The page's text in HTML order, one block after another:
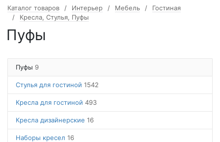
Каталог товаров Интерьер Мебель
Гостиная
Кресла, Стулья, Пуфы
Пуфы
Пуфы 9
Стулья для гостиной 1542
Кресла для гостиной 493
Кресла дизайнерские 16
Наборы кресел 16